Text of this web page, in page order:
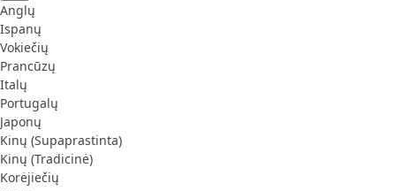
Anglų
Ispanų
Vokiečių
Prancūzų
Italų
Portugalų
Japonų
Kinų (Supaprastinta)
Kinų (Tradicinė)
Korėjiečių